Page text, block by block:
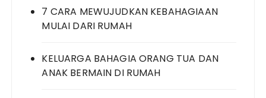
7 CARA MEWUJUDKAN KEBAHAGIAAN
MULAI DARI RUMAH
KELUARGA BAHAGIA ORANG TUA DAN
ANAK BERMAIN DI RUMAH